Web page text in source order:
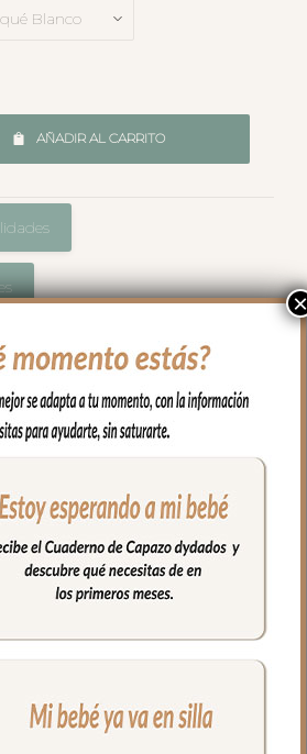
AÑADIR AL CARRITO
grupo cero, es un
todos los modelos
maxicosi.
y tapa de saco.
une a la funda
laterales, siempre a
como necesites o
y te queda la funda
en los días de
puedes elegir
×